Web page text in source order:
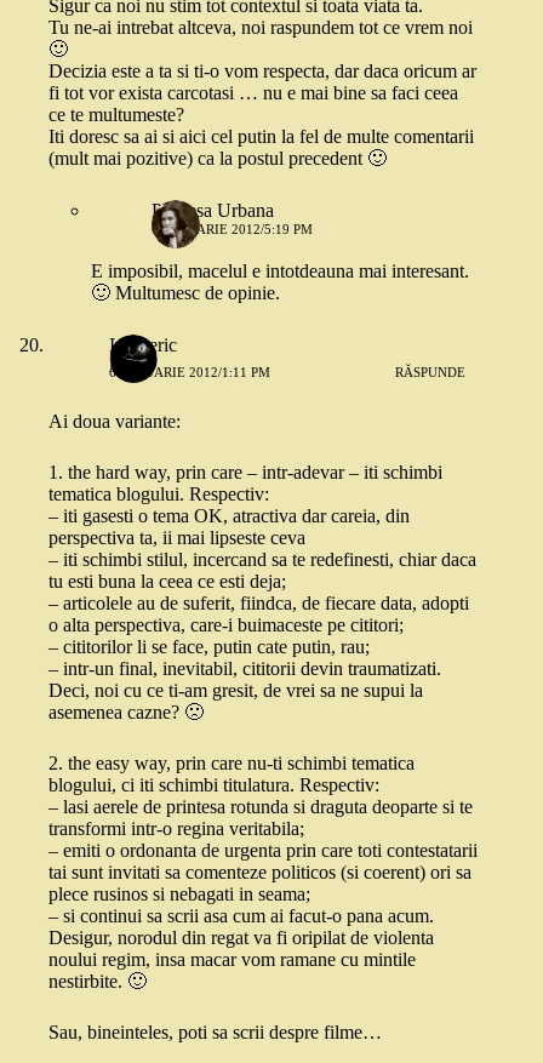
Sigur ca noi nu stim tot contextul si toata viata ta.
Tu ne-ai intrebat altceva, noi raspundem tot ce vrem noi
🙂
Decizia este a ta si ti-o vom respecta, dar daca oricum ar
fi tot vor exista carcotasi … nu e mai bine sa faci ceea
ce te multumeste?
Iti doresc sa ai si aici cel putin la fel de multe comentarii
(mult mai pozitive) ca la postul precedent 🙂
Printesa Urbana
6 IANUARIE 2012/5:19 PM
E imposibil, macelul e intotdeauna mai interesant.
🙂 Multumesc de opinie.
Intuneric
6 IANUARIE 2012/1:11 PM RĂSPUNDE
Ai doua variante:
1. the hard way, prin care – intr-adevar – iti schimbi
tematica blogului. Respectiv:
– iti gasesti o tema OK, atractiva dar careia, din
perspectiva ta, ii mai lipseste ceva
– iti schimbi stilul, incercand sa te redefinesti, chiar daca
tu esti buna la ceea ce esti deja;
– articolele au de suferit, fiindca, de fiecare data, adopti
o alta perspectiva, care-i buimaceste pe cititori;
– cititorilor li se face, putin cate putin, rau;
– intr-un final, inevitabil, cititorii devin traumatizati.
Deci, noi cu ce ti-am gresit, de vrei sa ne supui la
asemenea cazne? 🙁
2. the easy way, prin care nu-ti schimbi tematica
blogului, ci iti schimbi titulatura. Respectiv:
– lasi aerele de printesa rotunda si draguta deoparte si te
transformi intr-o regina veritabila;
– emiti o ordonanta de urgenta prin care toti contestatarii
tai sunt invitati sa comenteze politicos (si coerent) ori sa
plece rusinos si nebagati in seama;
– si continui sa scrii asa cum ai facut-o pana acum.
Desigur, norodul din regat va fi oripilat de violenta
noului regim, insa macar vom ramane cu mintile
nestirbite. 🙂
Sau, bineinteles, poti sa scrii despre filme…